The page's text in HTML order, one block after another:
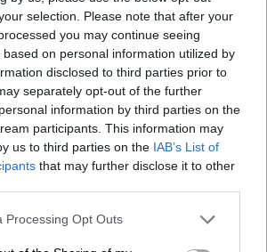
selection. Please note that after your
you may continue seeing
on personal information utilized by
disclosed to third parties prior to
separately opt-out of the further
information by third parties on the
participants. This information may
us to third parties on the IAB’s List of
that may further disclose it to other
Processing Opt Outs